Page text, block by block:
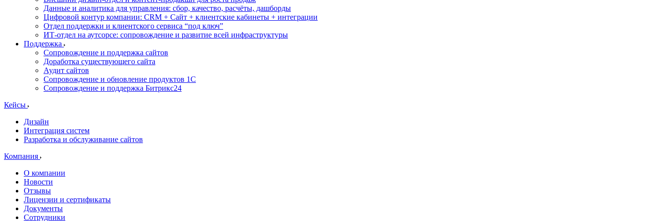
Данные и аналитика для управления: сбор, качество, расчёты, дашборды
Цифровой контур компании: CRM + Сайт + клиентские кабинеты + интеграции
Отдел поддержки и клиентского сервиса “под ключ”
ИТ-отдел на аутсорсе: сопровождение и развитие всей инфраструктуры
Поддержка
Сопровождение и поддержка сайтов
Доработка существующего сайта
Аудит сайтов
Сопровождение и обновление продуктов 1С
Сопровождение и поддержка Битрикс24
Кейсы
Дизайн
Интеграция систем
Разработка и обслуживание сайтов
Компания
О компании
Новости
Отзывы
Лицензии и сертификаты
Документы
Сотрудники